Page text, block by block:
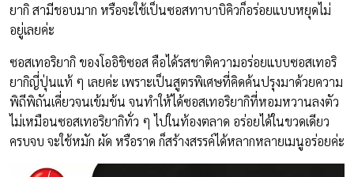
ยากิ สามีชอบมาก หรือจะใช้เป็นซอสทาบาบิคิวก็อร่อยแบบหยุดไม่
อยู่เลยค่ะ
ซอสเทอริยากิ ของโออิชิซอส คือได้รสชาติความอร่อยแบบซอสเทอริ
ยากิญี่ปุ่นแท้ ๆ เลยค่ะ เพราะเป็นสูตรพิเศษที่คิดค้นปรุงมาด้วยความ
พิถีพิถันเคี่ยวจนเข้มข้น จนทำให้ได้ซอสเทอริยากิที่หอมหวานลงตัว
ไม่เหมือนซอสเทอริยากิทั่ว ๆ ไปในท้องตลาด อร่อยได้ในขวดเดียว
ครบจบ จะใช้หมัก ผัด หรือราด ก็สร้างสรรค์ได้หลากหลายเมนูอร่อยค่ะ